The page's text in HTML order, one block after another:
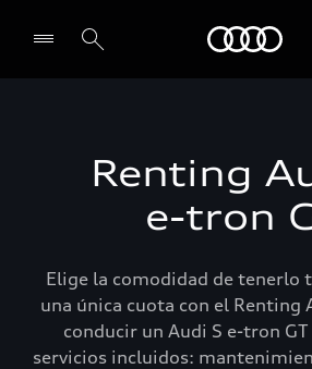
Renting
e-tron
Elige la comodidad de tenerlo
una única cuota con el Renting
conducir un Audi S e-tron
servicios incluidos: